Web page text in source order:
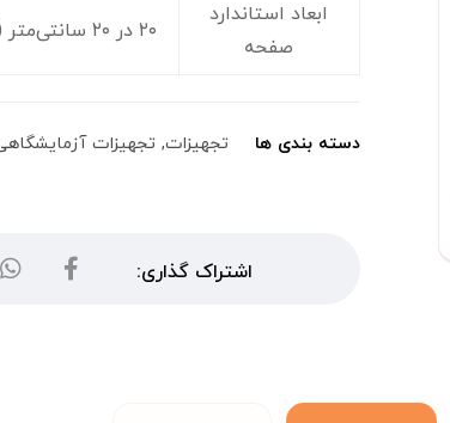
ابعاد استاندارد
صفحه
۲۰ در ۲۰ سانتی‌متر (قابل برش به ابعاد کوچک‌تر)
دسته بندی ها تجهیزات,تجهیزات